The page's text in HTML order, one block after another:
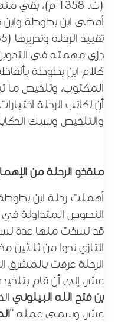
(ت. 1358 م)،
أمضى ابن بطوطة وابن
جزي مهمته في
كلام ابن بطوطة
المكتوب، وتلخيص ما
أن لكاتب الرحلة
والتلخيص وسبك
منقذو الرحلة من
أهملت رحلة ابن
النصوص المتداولة في
قد نسخت منها عدة
التازي نحوا من ثلاثين
الرحلة عرفت بالمشرق
عشر، إلى أن قام
بن فتح الله البيلوني
عشر، وسمى عمله "